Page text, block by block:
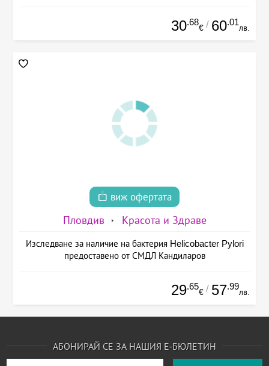
30.68
€ / 60.01
лв.
виж офертата
Пловдив Красота и Здраве
Изследване за наличие на бактерия Helicobacter Pylori
предоставено от СМДЛ Кандиларов
29.65
€ / 57.99
лв.
АБОНИРАЙ СЕ ЗА НАШИЯ Е-БЮЛЕТИН